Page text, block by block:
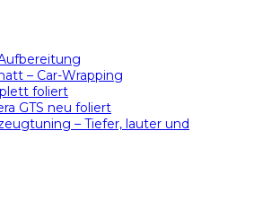
– Car-Wrapping
foliert
GTS neu foliert
– Tiefer, lauter und